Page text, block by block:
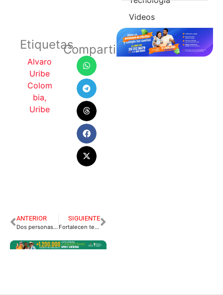
Etiquetas
Alvaro
Uribe
Colom
bia,
Uribe
Compartir
ANTERIOR
Dos personas detenidas por transportar material de guerra en Casanare
SIGUIENTE
Fortalecen tecnología en vía al Llano
Videos